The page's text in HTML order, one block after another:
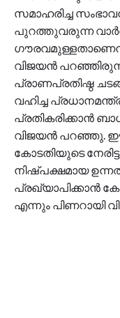
സമാഹരിച്ച
പുറത്തുവരുന്ന
വിജയന്‍
പ്രാണപ്രതിഷ്ഠ
വഹിച്ച
പ്രതികരിക്കാന്‍
വിജയന്‍ പറഞ്ഞു.
കോടതിയുടെ
നിഷ്പക്ഷമായ
പ്രഖ്യാപിക്കാന്‍
എന്നും പിണറായി